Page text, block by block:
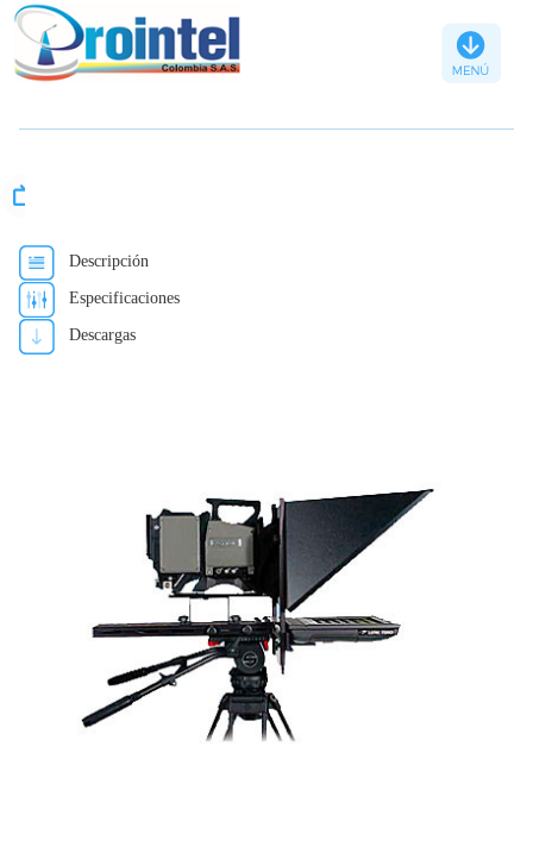
Transmisores
TV
Microondas
Remisores
Productos
Descripción
Especificaciones
Descargas